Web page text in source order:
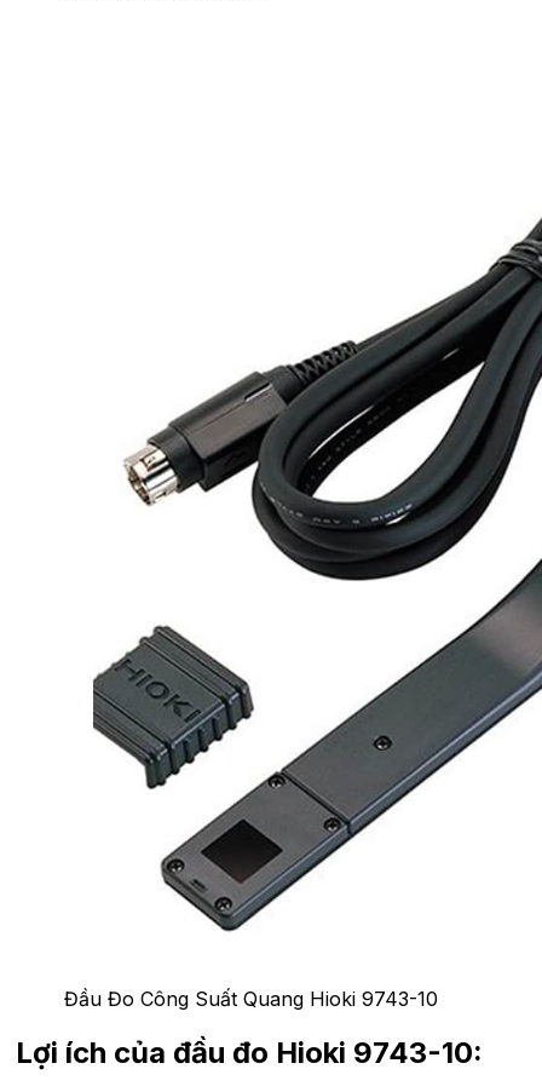
Đầu Đo Công Suất Quang Hioki 9743-10
Lợi ích của đầu đo Hioki 9743-10: